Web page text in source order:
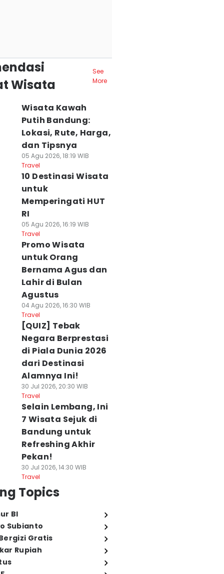
Wisata
See
More
Wisata Kawah
Putih Bandung:
Lokasi, Rute, Harga,
dan Tipsnya
05 Agu 2026, 18:19 WIB
Travel
10 Destinasi Wisata
untuk
Memperingati HUT
RI
05 Agu 2026, 16:19 WIB
Travel
Promo Wisata
untuk Orang
Bernama Agus dan
Lahir di Bulan
Agustus
04 Agu 2026, 16:30 WIB
Travel
[QUIZ] Tebak
Negara Berprestasi
di Piala Dunia 2026
dari Destinasi
Alamnya Ini!
30 Jul 2026, 20:30 WIB
Travel
Selain Lembang, Ini
7 Wisata Sejuk di
Bandung untuk
Refreshing Akhir
Pekan!
30 Jul 2026, 14:30 WIB
Travel
Topics
BI
Subianto
Gratis
Rupiah